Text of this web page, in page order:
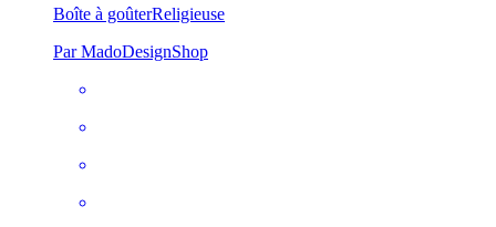
Boîte à goûterReligieuse
Par MadoDesignShop